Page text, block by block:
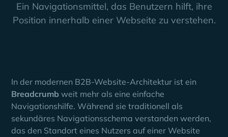
Ein Navigationsmittel, das Benutzern hilft, ihre
Position innerhalb einer Webseite zu verstehen.
In der modernen B2B-Website-Architektur ist ein
Breadcrumb weit mehr als eine einfache
Navigationshilfe. Während sie traditionell als
sekundäres Navigationsschema verstanden werden,
das den Standort eines Nutzers auf einer Website